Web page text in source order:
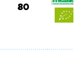
80